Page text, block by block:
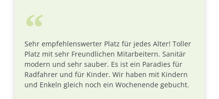
Sehr empfehlenswerter Platz für jedes Alter! Toller
Platz mit sehr Freundlichen Mitarbeitern. Sanitär
modern und sehr sauber. Es ist ein Paradies für
Radfahrer und für Kinder. Wir haben mit Kindern
und Enkeln gleich noch ein Wochenende gebucht.